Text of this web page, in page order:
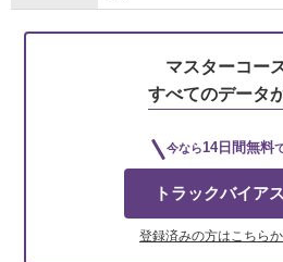
マスターコー
すべてのデータ
今なら14日間無料
トラックバイア
登録済みの方はこちら